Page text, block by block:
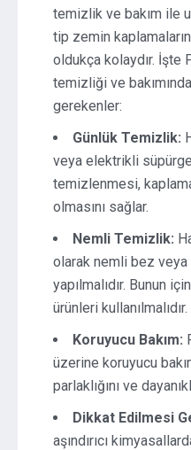
temizlik ve bakım ile
tip zemin
oldukça kolaydır. İşte
temizliği ve
gerekenler:
Günlük Temizlik:
veya elektrikli
temizlenmesi,
olmasını sağlar.
Nemli Temizlik:
olarak nemli bez
yapılmalıdır. Bunun
ürünleri kullanılmalıdır.
Koruyucu Bakım:
üzerine koruyucu
parlaklığını ve
Dikkat Edilmesi
aşındırıcı